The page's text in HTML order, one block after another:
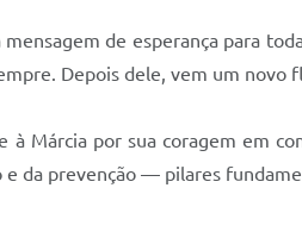
de esperança para
Depois dele, vem um
à Márcia por sua coragem em
e da prevenção — pilares